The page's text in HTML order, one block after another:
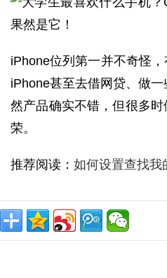
iPhone位列第一并不奇怪
iPhone甚至去借网贷、做
然产品确实不错，但很多
荣。
推荐阅读： 如何设置查找我